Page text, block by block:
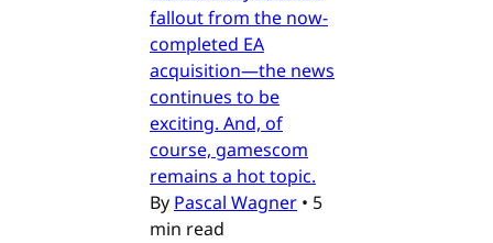
fallout from the now-
completed EA
acquisition—the news
continues to be
exciting. And, of
course, gamescom
remains a hot topic.
By Pascal Wagner • 5
min read